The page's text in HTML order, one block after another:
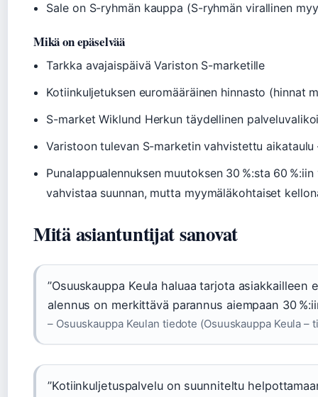
Sale on S-ryhmän kauppa (S-ryhmän virallinen
Mikä on epäselvää
Tarkka avajaispäivä Variston S-marketille
Kotiinkuljetuksen euromääräinen hinnasto (hinnat
S-market Wiklund Herkun täydellinen
Varistoon tulevan S-marketin vahvistettu
Punalappualennuksen muutoksen 30 %:sta 60
vahvistaa suunnan, mutta myymäläkohtaiset
Mitä asiantuntijat sanovat
”Osuuskauppa Keula haluaa tarjota
alennus on merkittävä parannus aiempaan 30
– Osuuskauppa Keulan tiedote (Osuuskauppa Keula –
”Kotiinkuljetuspalvelu on suunniteltu